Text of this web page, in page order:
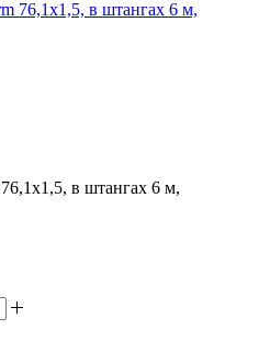
в штангах 6 м,